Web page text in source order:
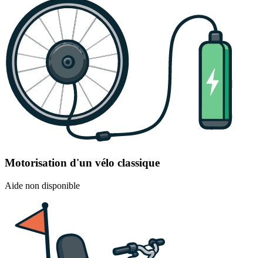
Motorisation d'un vélo classique
Aide non disponible